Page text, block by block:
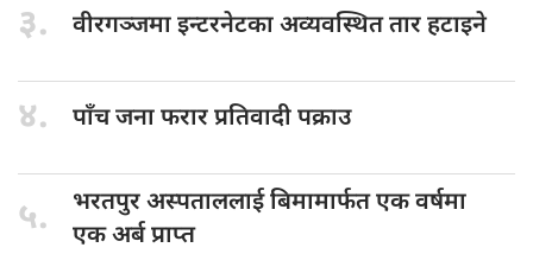
३. वीरगञ्जमा इन्टरनेटकाअव्यवस्थित तार हटाइने
४. पाँच जनाफरार प्रतिवादी पक्राउ
५. भरतपुर अस्पताललाईबिमामार्फत एक वर्षमा
एक अर्ब प्राप्त